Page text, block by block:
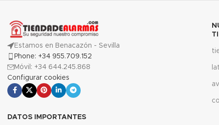
Estamos en Benacazón - Sevilla
Phone: +34 955.709.152
Móvil: +34 644.245.868
Configurar cookies
DATOS IMPORTANTES